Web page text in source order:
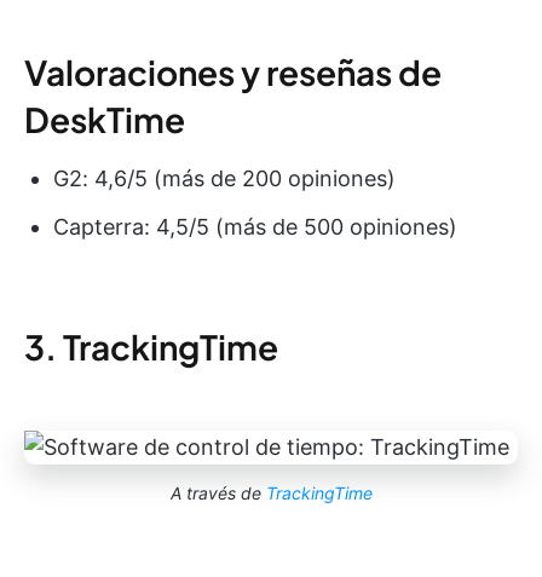
Valoraciones y reseñas de
DeskTime
G2: 4,6/5 (más de 200 opiniones)
Capterra: 4,5/5 (más de 500 opiniones)
3. TrackingTime
A través de TrackingTime